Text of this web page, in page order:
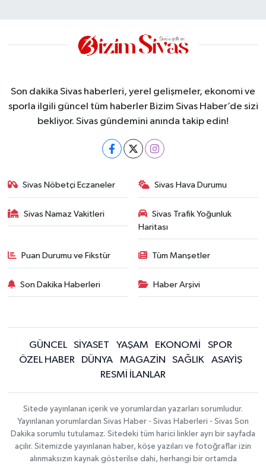
Son dakika Sivas haberleri, yerel gelişmeler, ekonomi ve
sporla ilgili güncel tüm haberler Bizim Sivas Haber’de sizi
bekliyor. Sivas gündemini anında takip edin!
Sivas Nöbetçi Eczaneler Sivas Hava Durumu
Sivas Namaz Vakitleri
Sivas Trafik Yoğunluk
Haritası
Puan Durumu ve Fikstür Tüm Manşetler
Son Dakika Haberleri Haber Arşivi
GÜNCEL SİYASET YAŞAM EKONOMİ
SPOR
ÖZEL HABER
DÜNYA MAGAZİN SAĞLIK
ASAYİŞ
RESMİ İLANLAR
Sitede yayınlanan içerik ve yorumlardan yazarları sorumludur.
Yayınlanan yorumlardan Sivas Haber - Sivas Haberleri - Sivas Son
Dakika sorumlu tutulamaz. Sitedeki tüm harici linkler ayrı bir sayfada
açılır. Sitemizde yayınlanan haber, köşe yazıları ve fotoğraflar izin
alınmaksızın kaynak gösterilse dahi, herhangi bir ortamda